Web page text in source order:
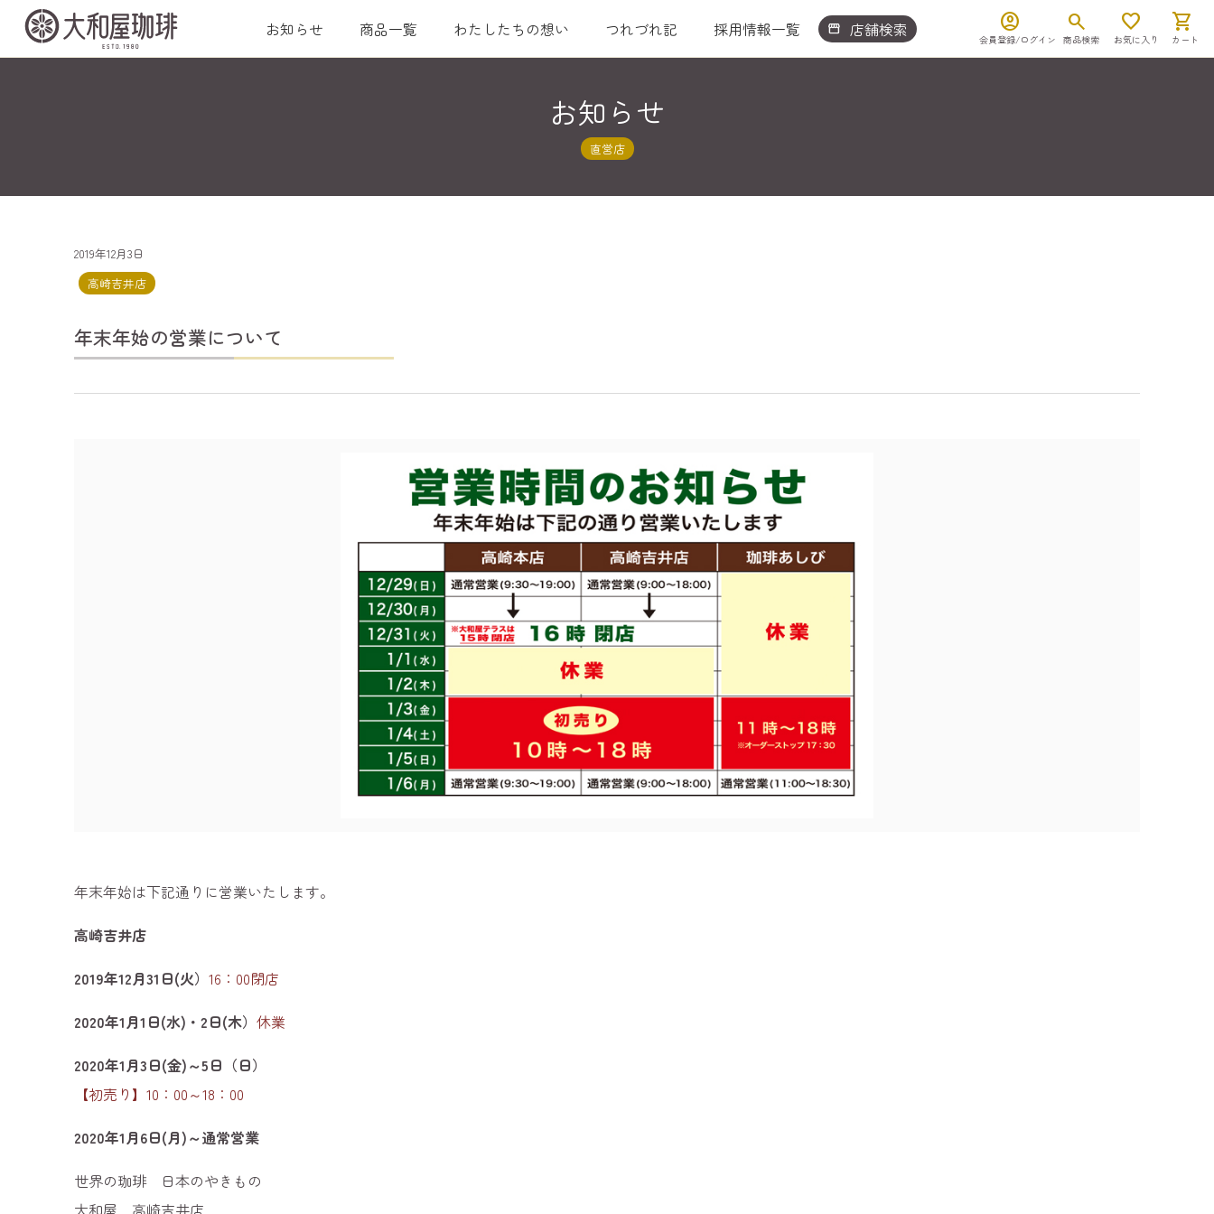
お知らせ 商品一覧 わたしたちの想い つれづれ記 採用情報一覧 storefront 店舗検索 account_circle
会員登録/ログイン
search
商品検索
favorite
お気に入り
shopping_cart
カート
お知らせ
直営店
2019年12月3日
高崎吉井店
年末年始の営業について
年末年始は下記通りに営業いたします。
高崎吉井店
2019年12月31日(火） 16：00閉店
2020年1月1日(水)・2日(木） 休業
2020年1月3日(金)～5日（日）
【初売り】10：00～18：00
2020年1月6日(月)～通常営業
世界の珈琲 日本のやきもの
大和屋 高崎吉井店